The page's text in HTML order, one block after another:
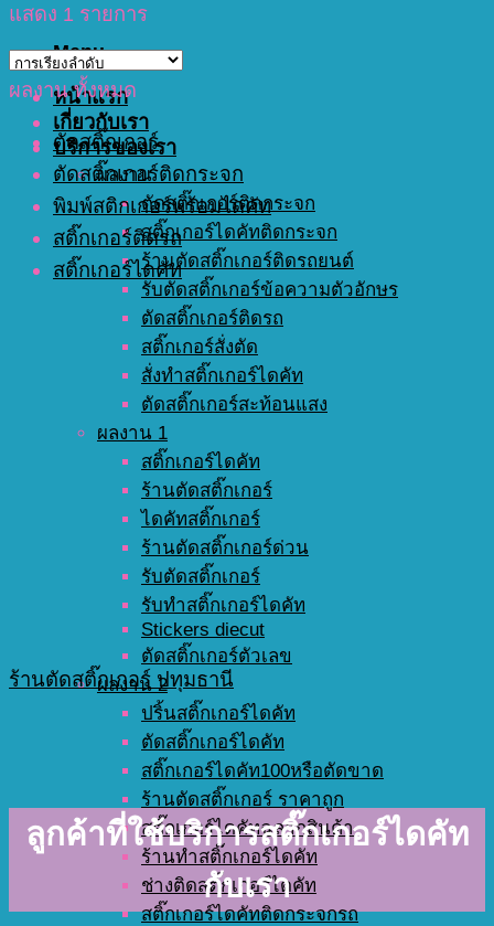
Menu
หน้าแรก
เกี่ยวกับเรา
บริการของเรา
ผลงาน
ตัดสติ๊กเกอร์ติดกระจก
สติ๊กเกอร์ไดคัทติดกระจก
ร้านตัดสติ๊กเกอร์ติดรถยนต์
รับตัดสติ๊กเกอร์ข้อความตัวอักษร
ตัดสติ๊กเกอร์ติดรถ
สติ๊กเกอร์สั่งตัด
สั่งทำสติ๊กเกอร์ไดคัท
ตัดสติ๊กเกอร์สะท้อนแสง
ผลงาน 1
สติ๊กเกอร์ไดคัท
ร้านตัดสติ๊กเกอร์
ไดคัทสติ๊กเกอร์
ร้านตัดสติ๊กเกอร์ด่วน
รับตัดสติ๊กเกอร์
รับทำสติ๊กเกอร์ไดคัท
Stickers diecut
ตัดสติ๊กเกอร์ตัวเลข
ผลงาน 2
ปริ้นสติ๊กเกอร์ไดคัท
ตัดสติ๊กเกอร์ไดคัท
สติ๊กเกอร์ไดคัท100หรือตัดขาด
ร้านตัดสติ๊กเกอร์ ราคาถูก
สติ๊กเกอร์ไดคัทฉลากสินค้า
ร้านทำสติ๊กเกอร์ไดคัท
ช่างติดสติ๊กเกอร์ไดคัท
สติ๊กเกอร์ไดคัทติดกระจกรถ
แสดง 1 รายการ
ผลงาน ทั้งหมด
ตัดสติ๊กเกอร์
ตัดสติ๊กเกอร์ติดกระจก
พิมพ์สติกเกอร์พร้อมไดคัท
สติ๊กเกอร์ติดรถ
สติ๊กเกอร์ไดคัท
ร้านตัดสติ๊กเกอร์ ปทุมธานี
ลูกค้าที่ใช้บริการสติ๊กเกอร์ไดคัท
กับเรา